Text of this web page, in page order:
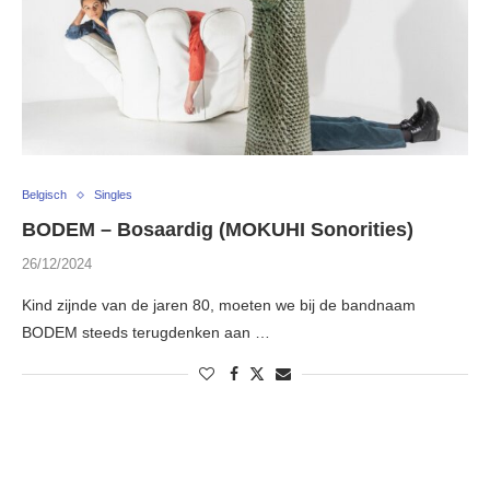
Belgisch Singles
BODEM – Bosaardig (MOKUHI Sonorities)
26/12/2024
Kind zijnde van de jaren 80, moeten we bij de bandnaam
BODEM steeds terugdenken aan …